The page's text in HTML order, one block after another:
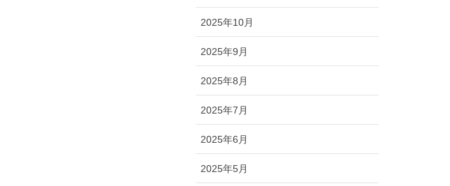
2025年10月
2025年9月
2025年8月
2025年7月
2025年6月
2025年5月